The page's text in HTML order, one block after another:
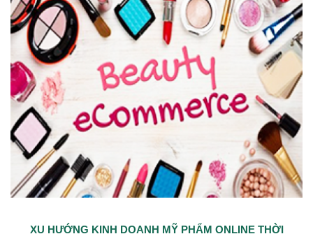
XU HƯỚNG KINH DOANH MỸ PHẨM ONLINE THỜI